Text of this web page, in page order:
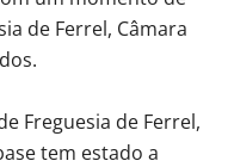
de Ferrel, Câmara
Freguesia de Ferrel,
tem estado a